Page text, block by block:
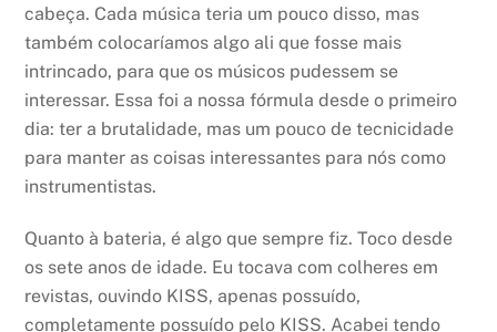
cabeça. Cada música teria um pouco disso, mas
também colocaríamos algo ali que fosse mais
intrincado, para que os músicos pudessem se
interessar. Essa foi a nossa fórmula desde o primeiro
dia: ter a brutalidade, mas um pouco de tecnicidade
para manter as coisas interessantes para nós como
instrumentistas.
Quanto à bateria, é algo que sempre fiz. Toco desde
os sete anos de idade. Eu tocava com colheres em
revistas, ouvindo KISS, apenas possuído,
completamente possuído pelo KISS. Acabei tendo